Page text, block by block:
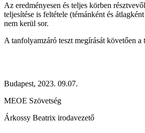
Az eredményesen és teljes körben
teljesítése is feltétele (témánként és
nem kerül sor.
A tanfolyamzáró teszt megírását követően
Budapest, 2023. 09.07.
MEOE Szövetség
Árkossy Beatrix irodavezető